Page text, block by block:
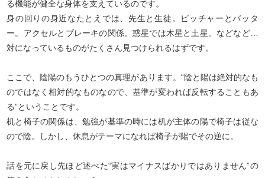
る機能が健全な身体を支えているのです。
身の回りの身近なたとえでは、先生と生徒。ピッチャーとバッタ
ー。アクセルとブレーキの関係。惑星では木星と土星。などなど…
対になっているものがたくさん見つけられるはずです。
ここで、陰陽のもうひとつの真理があります。“陰と陽は絶対的なも
のではなく相対的なものなので、基準が変われば反転することもあ
る”ということです。
机と椅子の関係は、勉強が基準の時には机が主体の陽で椅子は従な
ので陰。しかし、休息がテーマになれば椅子が陽でその逆に。
話を元に戻し先ほど述べた“実はマイナスばかりではありません”の